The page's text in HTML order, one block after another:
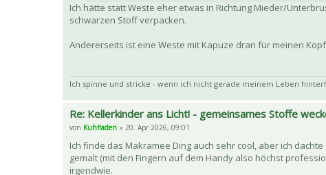
Ich hätte statt Weste eher etwas in Richtung Mieder/
schwarzen Stoff verpacken.
Andererseits ist eine Weste mit Kapuze dran für meinen
Ich spinne und stricke - wenn ich nicht gerade meinem Leben
Re: Kellerkinder ans Licht! - gemeinsames Stoffe
von Kuhfladen » 20. Apr 2026, 09:01
Ich finde das Makramee Ding auch sehr cool, aber ich
gemalt (mit den Fingern auf dem Handy also höchst
irgendwie.